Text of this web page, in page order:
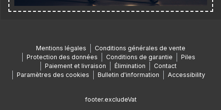
Mentions légales
Conditions générales de vente
Protection des données
Conditions de garantie
Piles
Paiement et livraison
Élimination
Contact
Paramètres des cookies
Bulletin d'information Accessibility
footer.excludeVat